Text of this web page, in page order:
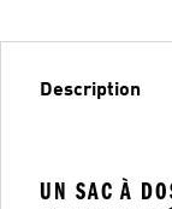
Description
UN SAC À